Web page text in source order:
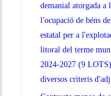
demanial atorgada a
l'ocupació de béns
estatal per a
litoral del terme
2024-2027 (9
diversos criteris